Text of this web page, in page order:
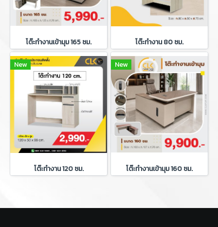
โต๊ะทำงานเข้ามุม 165 ซม. โต๊ะทำงาน 80 ซม.
New
โต๊ะทำงาน 120 ซม.
New
โต๊ะทำงานเข้ามุม 160 ซม.